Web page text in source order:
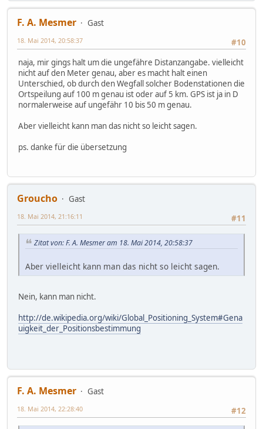
F. A. Mesmer
Gast
#10
18. Mai 2014, 20:58:37
naja, mir gings halt um die ungefähre Distanzangabe. vielleicht
nicht auf den Meter genau, aber es macht halt einen
Unterschied, ob durch den Wegfall solcher Bodenstationen die
Ortspeilung auf 100 m genau ist oder auf 5 km. GPS ist ja in D
normalerweise auf ungefähr 10 bis 50 m genau.
Aber vielleicht kann man das nicht so leicht sagen.
ps. danke für die übersetzung
Groucho
Gast
#11
18. Mai 2014, 21:16:11
Zitat von: F. A. Mesmer am 18. Mai 2014, 20:58:37
Aber vielleicht kann man das nicht so leicht sagen.
Nein, kann man nicht.
http://de.wikipedia.org/wiki/Global_Positioning_System#Gena
uigkeit_der_Positionsbestimmung
F. A. Mesmer
Gast
#12
18. Mai 2014, 22:28:40